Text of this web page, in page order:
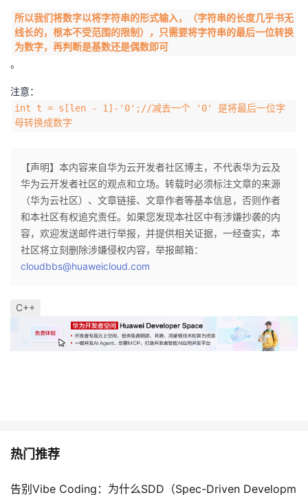
所以我们将数字以将字符串的形式输入，（字符串的长度几乎书无
线长的，根本不受范围的限制），只需要将字符串的最后一位转换
为数字，再判断是基数还是偶数即可
。
注意：
int t = s[len - 1]-'0';//减去一个 '0' 是将最后一位字
母转换成数字
【声明】本内容来自华为云开发者社区博主，不代表华为云及
华为云开发者社区的观点和立场。转载时必须标注文章的来源
（华为云社区）、文章链接、文章作者等基本信息，否则作者
和本社区有权追究责任。如果您发现本社区中有涉嫌抄袭的内
容，欢迎发送邮件进行举报，并提供相关证据，一经查实，本
社区将立刻删除涉嫌侵权内容，举报邮箱：
cloudbbs@huaweicloud.com
C++
热门推荐
告别Vibe Coding：为什么SDD（Spec-Driven Developm